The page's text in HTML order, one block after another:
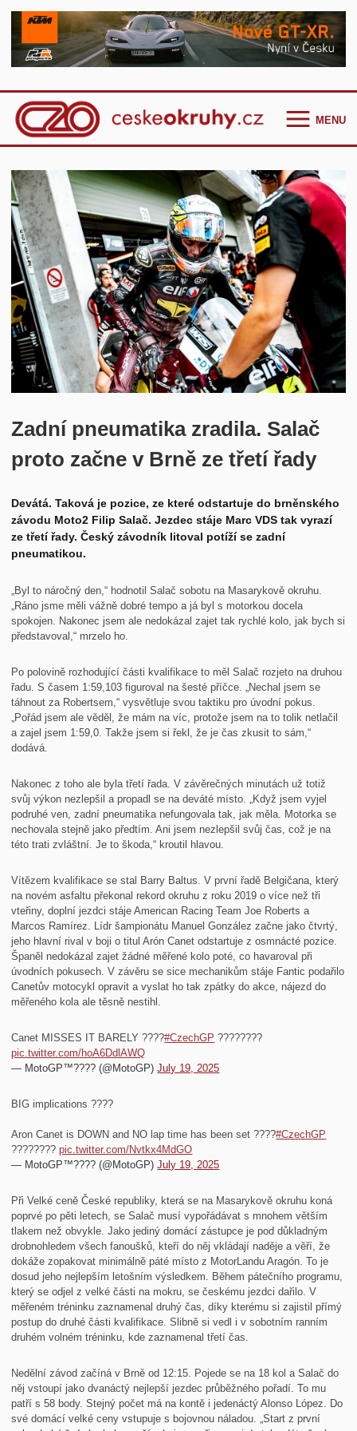
MENU
Češi ve světě
GT Cup Series
TCR Eastern Europe
F4 CEZ
Clio Cup Bohemia
Ostatní
Historie
Kontakt
Zadní pneumatika zradila. Salač
proto začne v Brně ze třetí řady
Devátá. Taková je pozice, ze které odstartuje do brněnského
závodu Moto2 Filip Salač. Jezdec stáje Marc VDS tak vyrazí
ze třetí řady. Český závodník litoval potíží se zadní
pneumatikou.
„Byl to náročný den,“ hodnotil Salač sobotu na Masarykově okruhu.
„Ráno jsme měli vážně dobré tempo a já byl s motorkou docela
spokojen. Nakonec jsem ale nedokázal zajet tak rychlé kolo, jak bych si
představoval,“ mrzelo ho.
Po polovině rozhodující části kvalifikace to měl Salač rozjeto na druhou
řadu. S časem 1:59,103 figuroval na šesté příčce. „Nechal jsem se
táhnout za Robertsem,“ vysvětluje svou taktiku pro úvodní pokus.
„Pořád jsem ale věděl, že mám na víc, protože jsem na to tolik netlačil
a zajel jsem 1:59,0. Takže jsem si řekl, že je čas zkusit to sám,“
dodává.
Nakonec z toho ale byla třetí řada. V závěrečných minutách už totiž
svůj výkon nezlepšil a propadl se na deváté místo. „Když jsem vyjel
podruhé ven, zadní pneumatika nefungovala tak, jak měla. Motorka se
nechovala stejně jako předtím. Ani jsem nezlepšil svůj čas, což je na
této trati zvláštní. Je to škoda,“ kroutil hlavou.
Vítězem kvalifikace se stal Barry Baltus. V první řadě Belgičana, který
na novém asfaltu překonal rekord okruhu z roku 2019 o více než tři
vteřiny, doplní jezdci stáje American Racing Team Joe Roberts a
Marcos Ramírez. Lídr šampionátu Manuel González začne jako čtvrtý,
jeho hlavní rival v boji o titul Arón Canet odstartuje z osmnácté pozice.
Španěl nedokázal zajet žádné měřené kolo poté, co havaroval při
úvodních pokusech. V závěru se sice mechanikům stáje Fantic podařilo
Canetův motocykl opravit a vyslat ho tak zpátky do akce, nájezd do
měřeného kola ale těsně nestihl.
Canet MISSES IT BARELY ????#CzechGP ????????
pic.twitter.com/hoA6DdlAWQ
— MotoGP™???? (@MotoGP)July 19, 2025
BIG implications ????
Aron Canet is DOWN and NO lap time has been set ????#CzechGP
????????pic.twitter.com/Nvtkx4MdGO
— MotoGP™???? (@MotoGP)July 19, 2025
Při Velké ceně České republiky, která se na Masarykově okruhu koná
poprvé po pěti letech, se Salač musí vypořádávat s mnohem větším
tlakem než obvykle. Jako jediný domácí zástupce je pod důkladným
drobnohledem všech fanoušků, kteří do něj vkládají naděje a věří, že
dokáže zopakovat minimálně páté místo z MotorLandu Aragón. To je
dosud jeho nejlepším letošním výsledkem. Během pátečního programu,
který se odjel z velké části na mokru, se českému jezdci dařilo. V
měřeném tréninku zaznamenal druhý čas, díky kterému si zajistil přímý
postup do druhé části kvalifikace. Slibně si vedl i v sobotním ranním
druhém volném tréninku, kde zaznamenal třetí čas.
Nedělní závod začíná v Brně od 12:15. Pojede se na 18 kol a Salač do
něj vstoupí jako dvanáctý nejlepší jezdec průběžného pořadí. To mu
patří s 58 body. Stejný počet má na kontě i jedenáctý Alonso López. Do
své domácí velké ceny vstupuje s bojovnou náladou. „Start z první